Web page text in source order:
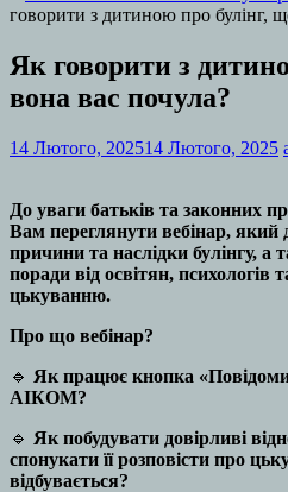
говорити з дитиною про булінг,
Як говорити з
вона вас почула?
14 Лютого, 202514 Лютого, 2025
До уваги батьків та законних
Вам переглянути вебінар, який
причини та наслідки булінгу, а
поради від освітян, психологів
цькуванню.
Про що вебінар?
🔹 Як працює кнопка
АІКОМ?
🔹 Як побудувати довірливі
спонукати її розповісти про
відбувається?